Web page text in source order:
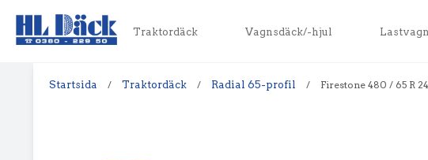
Traktordäck Vagnsdäck/-hjul
Startsida / Traktordäck / Radial 65-profil / Firestone 480 / 65 R